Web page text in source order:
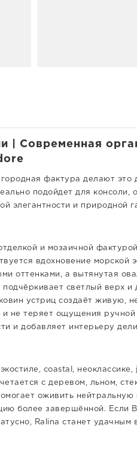
| Современная
фактура делают это
подойдет для консоли,
элегантности и природной
и мозаичной
вдохновение морской
оттенками, а вытянутая
светлый верх и
устриц создаёт живую,
и не теряет ощущения
и добавляет интерьеру
coastal, неоклассике,
с деревом, льном,
оживить нейтральную
более завершённой. Если
Ralina станет удачным